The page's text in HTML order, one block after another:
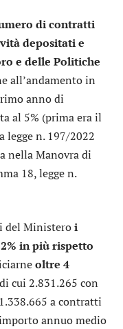
di contratti
depositati e
e delle Politiche
all’andamento in
anno di
al 5% (prima era il
legge n. 197/2022
nella Manovra di
18, legge n.
del Ministeroi
in più rispetto
oltre 4
cui 2.831.265 con
a contratti
annuo medio